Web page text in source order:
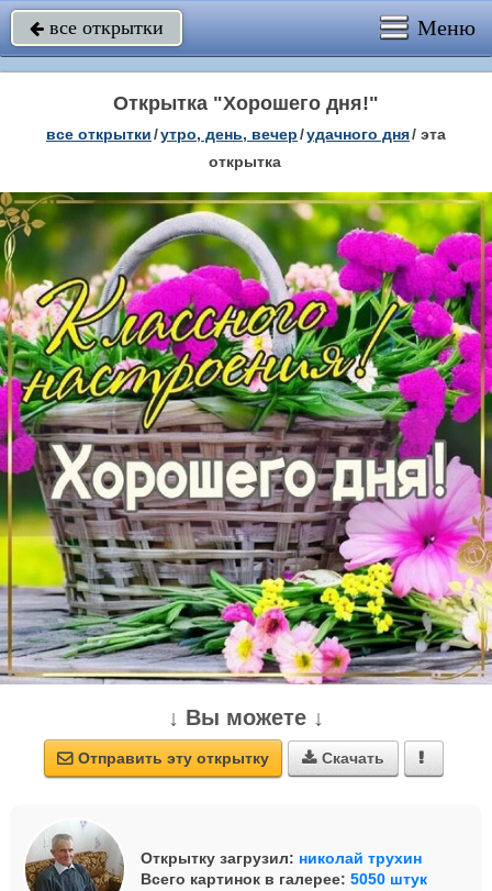
 все открытки Меню
Открытка "Хорошего дня!"
все открытки/утро, день, вечер/удачного дня/ эта
открытка
↓ Вы можете ↓
 Отправить эту открытку  Скачать 
Открытку загрузил: николай трухин
Всего картинок в галерее: 5050 штук